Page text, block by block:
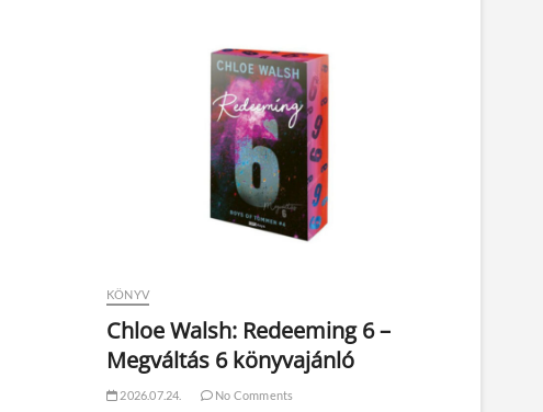
KÖNYV
Chloe Walsh: Redeeming 6 –
Megváltás 6 könyvajánló
2026.07.24. No Comments